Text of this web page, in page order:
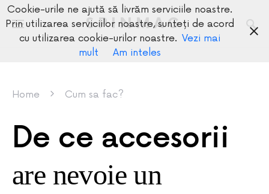
SPINMAG
Home Cum sa fac?
De ce accesorii
are nevoie un
Cookie-urile ne ajută să livrăm serviciile noastre.
Prin utilizarea serviciilor noastre, sunteți de acord
cu utilizarea cookie-urilor noastre. Vezi mai
mult
Am inteles